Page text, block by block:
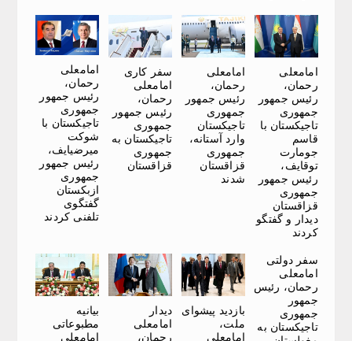
امامعلی
رحمان،
رئیس جمهور
جمهوری
تاجیکستان با
قاسم
جومارت
توقایف،
رئیس جمهور
جمهوری
قزاقستان
دیدار و گفتگو
کردند
امامعلی
رحمان،
رئیس جمهور
جمهوری
تاجیکستان
وارد آستانه،
جمهوری
قزاقستان
شدند
سفر کاری
امامعلی
رحمان،
رئیس جمهور
جمهوری
تاجیکستان به
جمهوری
قزاقستان
امامعلی
رحمان،
رئیس جمهور
جمهوری
تاجیکستان با
شوکت
میرضیایف،
رئیس جمهور
جمهوری
ازبکستان
گفتگوی
تلفنی کردند
سفر دولتی
امامعلی
رحمان، رئیس
جمهور
جمهوری
تاجیکستان به
بازدید پیشوای
ملت،
امامعلی
دیدار
امامعلی
رحمان،
بیانیه
مطبوعاتی
امامعلی